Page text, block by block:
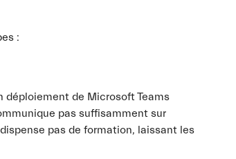
:
déploiement de Microsoft Teams
pas suffisamment sur
pas de formation, laissant les